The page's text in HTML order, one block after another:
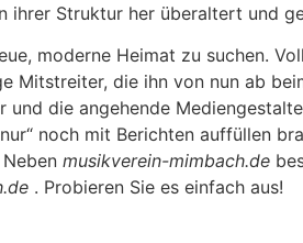
ihrer Struktur her überaltert und
moderne Heimat zu suchen.
Mitstreiter, die ihn von nun ab
die angehende
noch mit Berichten auffüllen
musikverein-mimbach.de
. Probieren Sie es einfach aus!